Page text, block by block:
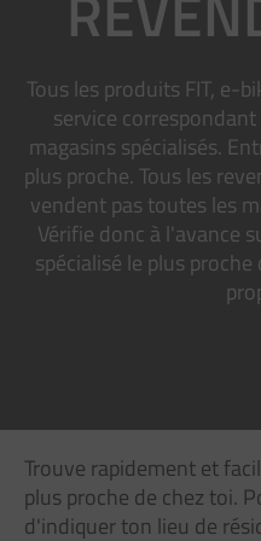
Tous les produits FIT, e-
service
magasins spécialisés.
plus proche. Tous les
vendent pas toutes les
Vérifie donc à l'avance
spécialisé le plus
Trouve rapidement et
plus proche de chez toi.
d'indiquer ton lieu de